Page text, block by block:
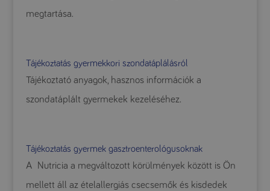
megtartása.
Tájékoztatás gyermekkori szondatáplálásról
Tájékoztató anyagok, hasznos információk a
szondatáplált gyermekek kezeléséhez.
Tájékoztatás gyermek gasztroenterológusoknak
A Nutricia a megváltozott körülmények között is Ön
mellett áll az ételallergiás csecsemők és kisdedek